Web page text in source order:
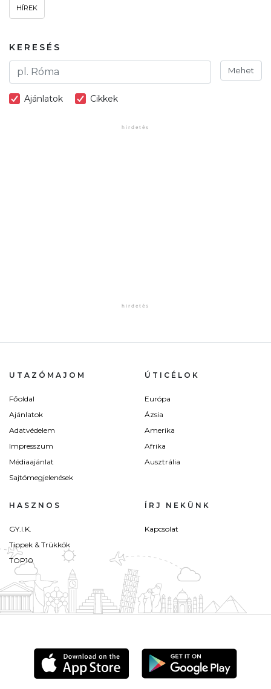
HÍREK
KERESÉS
Mehet
Ajánlatok Cikkek
UTAZÓMAJOM
Főoldal
Ajánlatok
Adatvédelem
Impresszum
Médiaajánlat
Sajtómegjelenések
ÚTICÉLOK
Európa
Ázsia
Amerika
Afrika
Ausztrália
HASZNOS
GY.I.K.
Tippek & Trükkök
TOP10
ÍRJ NEKÜNK
Kapcsolat